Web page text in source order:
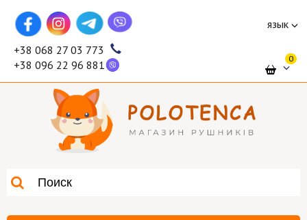
язык
+38 068 27 03 773
+38 096 22 96 881
0